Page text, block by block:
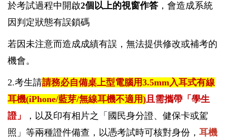
於考試過程中開啟2個以上的視窗作答，會造成系統
因判定狀態有誤鎖碼
若因未注意而造成成績有誤，無法提供修改或補考的
機會。
2.考生請請務必自備桌上型電腦用3.5mm入耳式有線
耳機(iPhone/藍芽/無線耳機不適用)且需攜帶「學生
證」
，以及印有相片之「國民身分證、健保卡或駕
照」等兩種證件備查，以憑考試時可核對身份， 耳機